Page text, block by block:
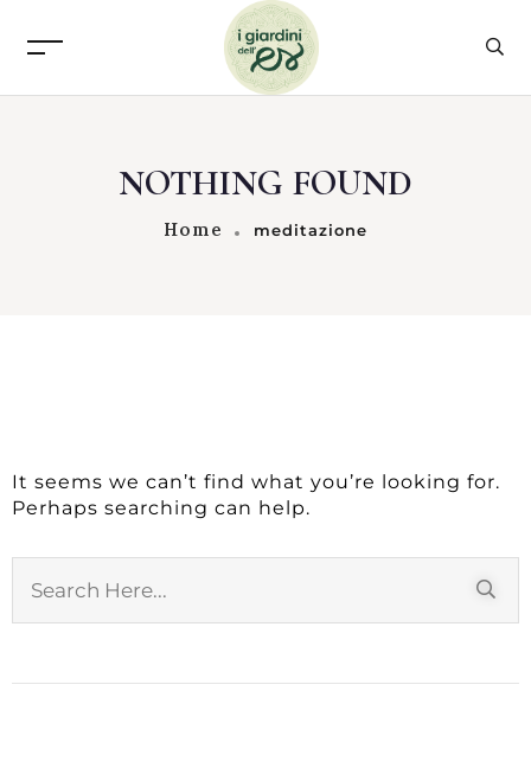
NOTHING FOUND
Home meditazione
It seems we can’t find what you’re looking for.
Perhaps searching can help.